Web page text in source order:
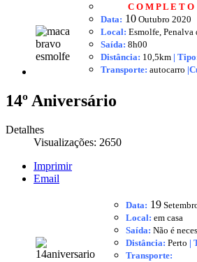
C O M P L E T O
Data: 10 Outubro
Local: Esmolfe, Penalva
Saída: 8h00
Distância: 10,5km |
Transporte: autocarro |
14º Aniversário
Detalhes
Visualizações: 2650
Imprimir
Email
Data: 19
Local: em casa
Saída: Não é
Distância: Perto |
Transporte: